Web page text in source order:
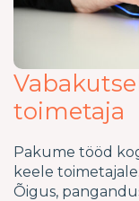
toimetaja
Pakume tööd
keele
Õigus,